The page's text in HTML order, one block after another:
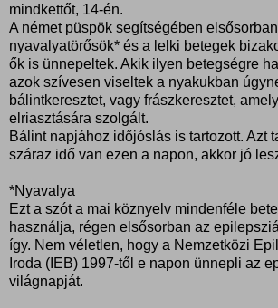
mindkettőt, 14-én.
A német püspök segítségében
nyavalyatörősök* és a lelki betegek
ők is ünnepeltek. Akik ilyen betegségre
azok szívesen viseltek a nyakukban
bálintkeresztet, vagy frászkeresztet,
elriasztására szolgált.
Bálint napjához időjóslás is tartozott. Azt
száraz idő van ezen a napon, akkor jó
*Nyavalya
Ezt a szót a mai köznyelv mindenféle
használja, régen elsősorban az
így. Nem véletlen, hogy a Nemzetközi
Iroda (IEB) 1997-től e napon ünnepli az
világnapját.